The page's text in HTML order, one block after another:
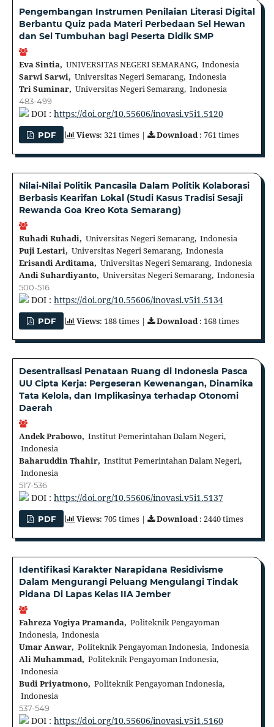
Pengembangan Instrumen Penilaian Literasi Digital
Berbantu Quiz pada Materi Perbedaan Sel Hewan
dan Sel Tumbuhan bagi Peserta Didik SMP
Eva Sintia, UNIVERSITAS NEGERI SEMARANG, Indonesia
Sarwi Sarwi, Universitas Negeri Semarang, Indonesia
Tri Suminar, Universitas Negeri Semarang, Indonesia
483-499
DOI : https://doi.org/10.55606/inovasi.v5i1.5120
PDF Views: 321 times | Download: 761 times
Nilai-Nilai Politik Pancasila Dalam Politik Kolaborasi
Berbasis Kearifan Lokal (Studi Kasus Tradisi Sesaji
Rewanda Goa Kreo Kota Semarang)
Ruhadi Ruhadi, Universitas Negeri Semarang, Indonesia
Puji Lestari, Universitas Negeri Semarang, Indonesia
Erisandi Arditama, Universitas Negeri Semarang, Indonesia
Andi Suhardiyanto, Universitas Negeri Semarang, Indonesia
500-516
DOI : https://doi.org/10.55606/inovasi.v5i1.5134
PDF Views: 188 times | Download: 168 times
Desentralisasi Penataan Ruang di Indonesia Pasca
UU Cipta Kerja: Pergeseran Kewenangan, Dinamika
Tata Kelola, dan Implikasinya terhadap Otonomi
Daerah
Andek Prabowo, Institut Pemerintahan Dalam Negeri,
Indonesia
Baharuddin Thahir, Institut Pemerintahan Dalam Negeri,
Indonesia
517-536
DOI : https://doi.org/10.55606/inovasi.v5i1.5137
PDF Views: 705 times | Download: 2440 times
Identifikasi Karakter Narapidana Residivisme
Dalam Mengurangi Peluang Mengulangi Tindak
Pidana Di Lapas Kelas IIA Jember
Fahreza Yogiya Pramanda, Politeknik Pengayoman
Indonesia, Indonesia
Umar Anwar, Politeknik Pengayoman Indonesia, Indonesia
Ali Muhammad, Politeknik Pengayoman Indonesia,
Indonesia
Budi Priyatmono, Politeknik Pengayoman Indonesia,
Indonesia
537-549
DOI : https://doi.org/10.55606/inovasi.v5i1.5160